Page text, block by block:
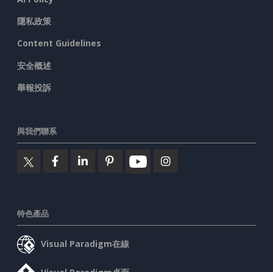
隱私政策
Content Guidelines
安全概述
舉報投訴
與我們聯系
特色產品
Visual Paradigm在線